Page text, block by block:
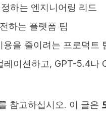
하는 엔지니어링 리드
하는 플랫폼 팀
을 줄이려는 프로덕트
이션하고, GPT-5.4나
참고하십시오. 이 글은